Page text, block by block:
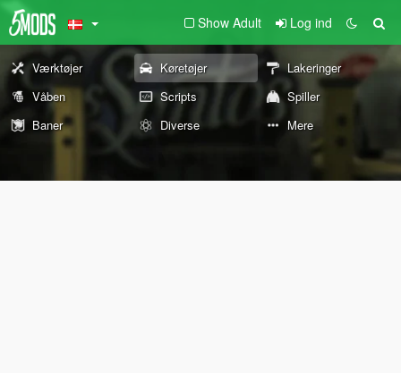
Show Adult Log ind
Værktøjer Køretøjer
Lakeringer
Våben
Scripts
Spiller
Baner
Diverse Mere